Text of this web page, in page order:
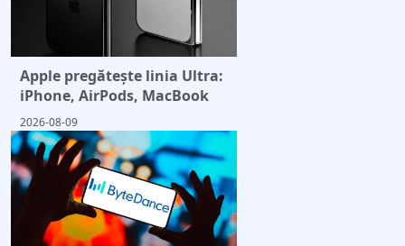
Apple pregătește linia Ultra:
iPhone, AirPods, MacBook
2026-08-09